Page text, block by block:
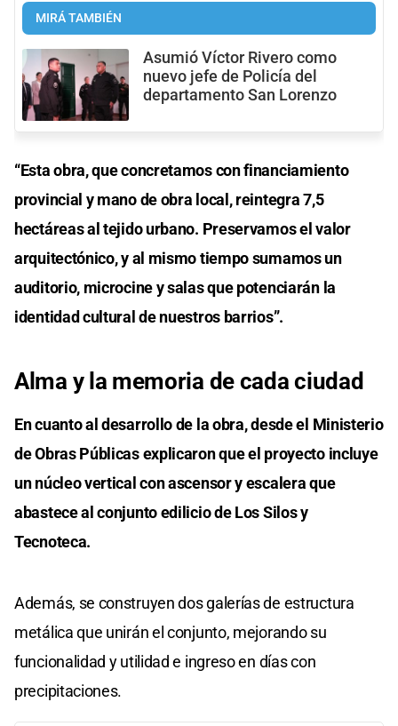
MIRÁ TAMBIÉN
Asumió Víctor Rivero como
nuevo jefe de Policía del
departamento San Lorenzo
“Esta obra, que concretamos con financiamiento
provincial y mano de obra local, reintegra 7,5
hectáreas al tejido urbano. Preservamos el valor
arquitectónico, y al mismo tiempo sumamos un
auditorio, microcine y salas que potenciarán la
identidad cultural de nuestros barrios”.
Alma y la memoria de cada ciudad
En cuanto al desarrollo de la obra, desde el Ministerio
de Obras Públicas explicaron que el proyecto incluye
un núcleo vertical con ascensor y escalera que
abastece al conjunto edilicio de Los Silos y
Tecnoteca.
Además, se construyen dos galerías de estructura
metálica que unirán el conjunto, mejorando su
funcionalidad y utilidad e ingreso en días con
precipitaciones.